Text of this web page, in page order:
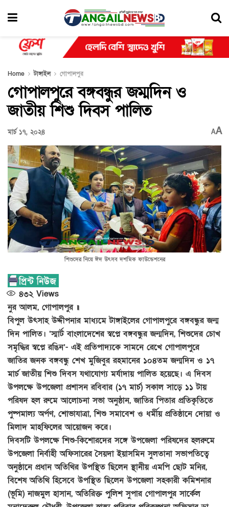
Home টাঙ্গাইল গোপালপুর
গোপালপুরে বঙ্গবন্ধুর জম্মদিন ও
জাতীয় শিশু দিবস পালিত
মার্চ ১৭, ২০২৪ AA
শিশুদের নিয়ে ঈদ উৎসব দশমিক ফাউন্ডেশনের
৪৩২ Views
নুর আলম, গোপালপুর ॥
বিপুল উৎসাহ উদ্দীপনার মাধ্যমে টাঙ্গাইলের গোপালপুরে বঙ্গবন্ধুর জন্ম
দিন পালিত। ‘স্মার্ট বাংলাদেশের স্বপ্নে বঙ্গবন্ধুর জন্মদিন, শিশুদের চোখ
সমৃদ্ধির স্বপ্নে রঙিন’- এই প্রতিপাদ্যকে সামনে রেখে গোপালপুরে
জাতির জনক বঙ্গবন্ধু শেখ মুজিবুর রহমানের ১০৪তম জন্মদিন ও ১৭
মার্চ জাতীয় শিশু দিবস যথাযোগ্য মর্যাদায় পালিত হয়েছে। এ দিবস
উপলক্ষে উপজেলা প্রশাসন রবিবার (১৭ মার্চ) সকাল সাড়ে ১১ টায়
পরিষদ হল রুমে আলোচনা সভা অনুষ্ঠান, জাতির পিতার প্রতিকৃতিতে
পুষ্পমাল্য অর্পণ, শোভাযাত্রা, শিশু সমাবেশ ও ধর্মীয় প্রতিষ্ঠানে দোয়া ও
মিলাদ মাহফিলের আয়োজন করে।
দিবসটি উপলক্ষে শিশু-কিশোরদের সঙ্গে উপজেলা পরিষদের হলরুমে
উপজেলা নির্বাহী অফিসারের সৈয়দা ইয়াসমিন সুলতানা সভাপতিত্বে
অনুষ্ঠানে প্রধান অতিথির উপস্থিত ছিলেন স্থানীয় এমপি ছোট মনির,
বিশেষ অতিথি হিসেবে উপস্থিত ছিলেন উপজেলা সহকারী কমিশনার
(ভূমি) নাজমুল হাসান, অতিরিক্ত পুলিশ সুপার গোপালপুর সার্কেল